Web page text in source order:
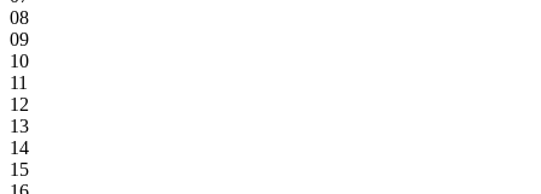
08
09
10
11
12
13
14
15